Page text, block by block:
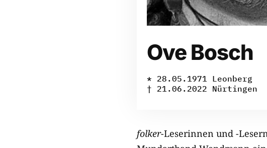
Ove Bosch
* 28.05.1971 Leonberg
† 21.06.2022 Nürtingen
folker-Leserinnen und -